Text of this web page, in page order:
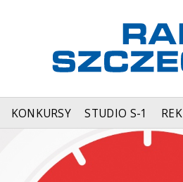
KONKURSY STUDIO S-1